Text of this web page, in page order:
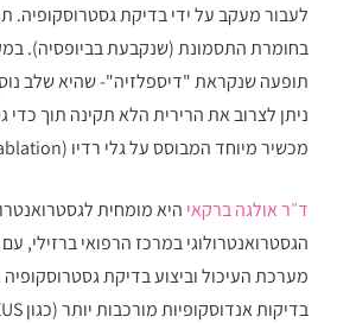
לעבור מעקב על ידי בדיקת גסטרוסקופיה.
בחומרת התסמונת (שנקבעת בביופסיה).
תופעה שנקראת "דיספלזיה"- שהיא שלב
ניתן לצרוב את הרירית הלא תקינה תוך כדי
מכשיר מיוחד המבוסס על גלי רדיו (radiofrequency ablation).
ד״ר אולגה ברקאי היא מומחית
הגסטרואנטרולוגי במרכז הרפואי ברזילי,
מערכת העיכול וביצוע בדיקת גסטרוסקופיה